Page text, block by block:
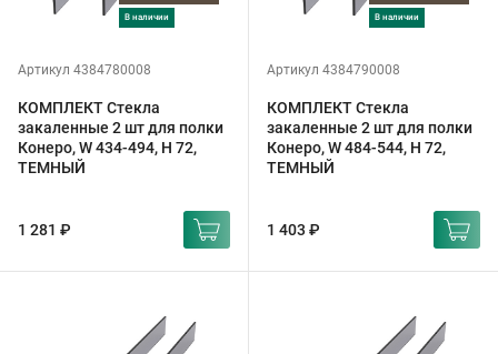
в наличии
Артикул 4384780008
КОМПЛЕКТ Стекла
закаленные 2 шт для полки
Конеро, W 434-494, H 72,
ТЕМНЫЙ
1 281 ₽
в наличии
Артикул 4384790008
КОМПЛЕКТ Стекла
закаленные 2 шт для полки
Конеро, W 484-544, H 72,
ТЕМНЫЙ
1 403 ₽